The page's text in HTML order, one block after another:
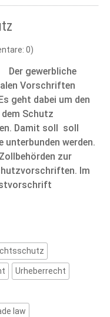
0)
Der gewerbliche
Vorschriften
geht dabei um den
Schutz
Damit soll soll
unterbunden werden.
zur
Im
Urheberrecht
law